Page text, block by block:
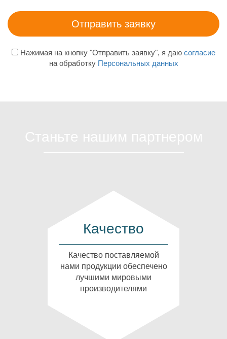
Нажимая на кнопку "Отправить заявку", я даю согласие
на обработку Персональных данных
Качество
Качество поставляемой
нами продукции обеспечено
лучшими мировыми
производителями